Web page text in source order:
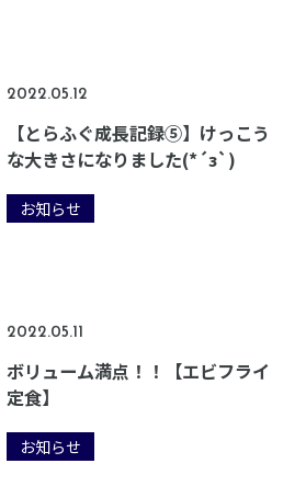
2022.05.12
【とらふぐ成長記録⑤】けっこう
な大きさになりました(*´з`)
お知らせ
2022.05.11
ボリューム満点！！【エビフライ
定食】
お知らせ